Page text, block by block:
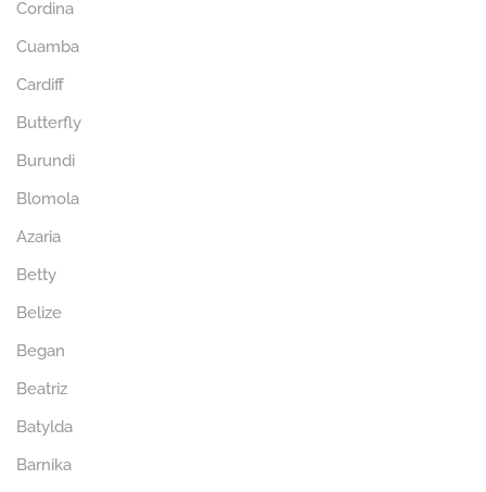
Cordina
Cuamba
Cardiff
Butterfly
Burundi
Blomola
Azaria
Betty
Belize
Began
Beatriz
Batylda
Barnika